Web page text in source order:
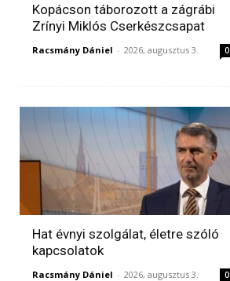
Kopácson táborozott a zágrábi
Zrínyi Miklós Cserkészcsapat
Racsmány Dániel - 2026, augusztus 3. 0
Hat évnyi szolgálat, életre szóló
kapcsolatok
Racsmány Dániel - 2026, augusztus 3. 0